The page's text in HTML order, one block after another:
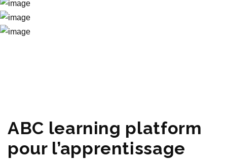
ABC learning platform
pour l’apprentissage